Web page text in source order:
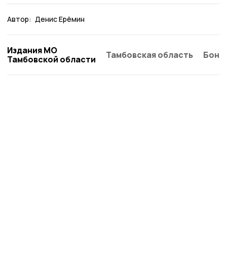
Автор: Денис Ерёмин
Издания МО
Тамбовской области
Тамбовская область